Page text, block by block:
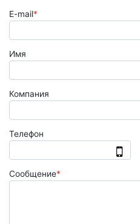
E-mail*
Имя
Компания
Телефон
Сообщение*